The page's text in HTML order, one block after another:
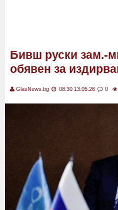
Бивш руски зам.-
обявен за
GlasNews.bg 08:30 13.05.26 0